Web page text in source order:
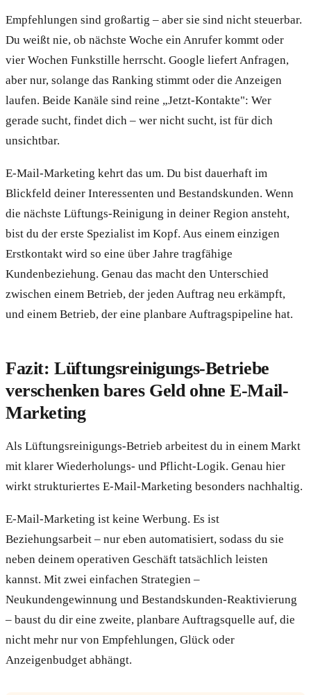
Empfehlungen sind großartig – aber sie sind nicht steuerbar.
Du weißt nie, ob nächste Woche ein Anrufer kommt oder
vier Wochen Funkstille herrscht. Google liefert Anfragen,
aber nur, solange das Ranking stimmt oder die Anzeigen
laufen. Beide Kanäle sind reine „Jetzt-Kontakte": Wer
gerade sucht, findet dich – wer nicht sucht, ist für dich
unsichtbar.
E-Mail-Marketing kehrt das um. Du bist dauerhaft im
Blickfeld deiner Interessenten und Bestandskunden. Wenn
die nächste Lüftungs-Reinigung in deiner Region ansteht,
bist du der erste Spezialist im Kopf. Aus einem einzigen
Erstkontakt wird so eine über Jahre tragfähige
Kundenbeziehung. Genau das macht den Unterschied
zwischen einem Betrieb, der jeden Auftrag neu erkämpft,
und einem Betrieb, der eine planbare Auftragspipeline hat.
Fazit: Lüftungsreinigungs-Betriebe
verschenken bares Geld ohne E-Mail-
Marketing
Als Lüftungsreinigungs-Betrieb arbeitest du in einem Markt
mit klarer Wiederholungs- und Pflicht-Logik. Genau hier
wirkt strukturiertes E-Mail-Marketing besonders nachhaltig.
E-Mail-Marketing ist keine Werbung. Es ist
Beziehungsarbeit – nur eben automatisiert, sodass du sie
neben deinem operativen Geschäft tatsächlich leisten
kannst. Mit zwei einfachen Strategien –
Neukundengewinnung und Bestandskunden-Reaktivierung
– baust du dir eine zweite, planbare Auftragsquelle auf, die
nicht mehr nur von Empfehlungen, Glück oder
Anzeigenbudget abhängt.